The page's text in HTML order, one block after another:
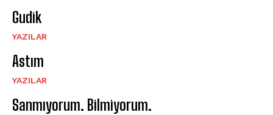
Gudik
YAZILAR
Astım
YAZILAR
Sanmıyorum. Bilmiyorum.